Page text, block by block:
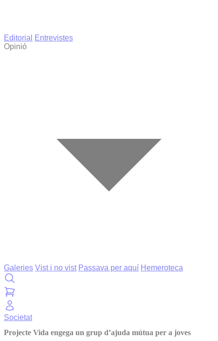
Editorial
Entrevistes
Opinió
Galeries Vist i no vist Passava per aquí Hemeroteca
Societat
Projecte Vida engega un grup d’ajuda mútua per a joves